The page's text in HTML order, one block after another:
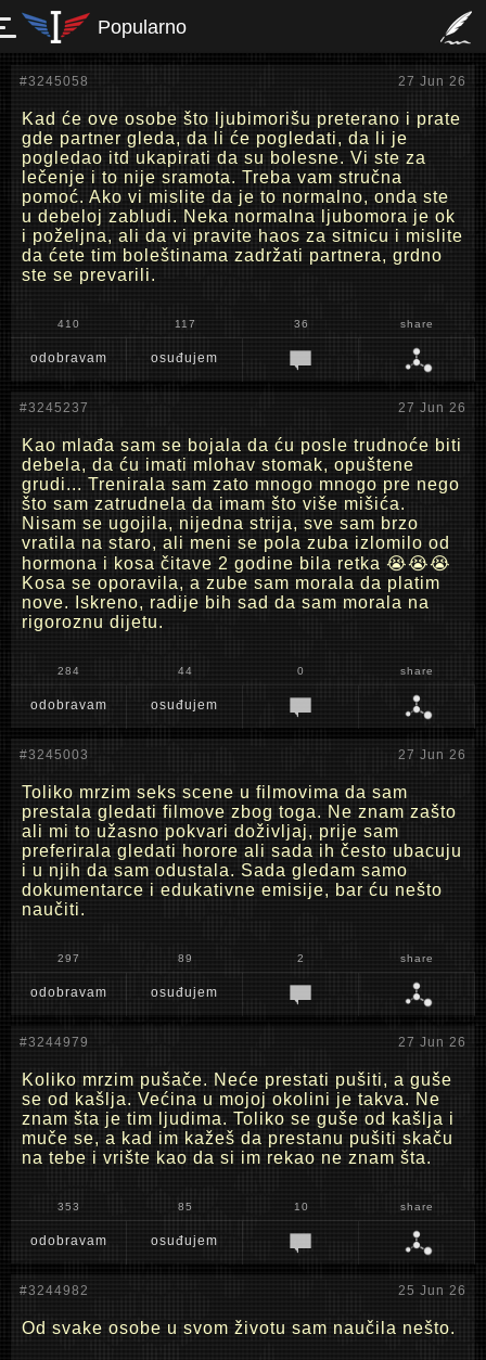
Popularno
#3245058 27 Jun 26
Kad će ove osobe što ljubimorišu preterano i prate
gde partner gleda, da li će pogledati, da li je
pogledao itd ukapirati da su bolesne. Vi ste za
lečenje i to nije sramota. Treba vam stručna
pomoć. Ako vi mislite da je to normalno, onda ste
u debeloj zabludi. Neka normalna ljubomora je ok
i poželjna, ali da vi pravite haos za sitnicu i mislite
da ćete tim boleštinama zadržati partnera, grdno
ste se prevarili.
410 117 36 share
odobravam osuđujem
#3245237 27 Jun 26
Kao mlađa sam se bojala da ću posle trudnoće biti
debela, da ću imati mlohav stomak, opuštene
grudi... Trenirala sam zato mnogo mnogo pre nego
što sam zatrudnela da imam što više mišića.
Nisam se ugojila, nijedna strija, sve sam brzo
vratila na staro, ali meni se pola zuba izlomilo od
hormona i kosa čitave 2 godine bila retka 😭😭😭
Kosa se oporavila, a zube sam morala da platim
nove. Iskreno, radije bih sad da sam morala na
rigoroznu dijetu.
284 44 0 share
odobravam osuđujem
#3245003 27 Jun 26
Toliko mrzim seks scene u filmovima da sam
prestala gledati filmove zbog toga. Ne znam zašto
ali mi to užasno pokvari doživljaj, prije sam
preferirala gledati horore ali sada ih često ubacuju
i u njih da sam odustala. Sada gledam samo
dokumentarce i edukativne emisije, bar ću nešto
naučiti.
297 89 2 share
odobravam osuđujem
#3244979 27 Jun 26
Koliko mrzim pušače. Neće prestati pušiti, a guše
se od kašlja. Većina u mojoj okolini je takva. Ne
znam šta je tim ljudima. Toliko se guše od kašlja i
muče se, a kad im kažeš da prestanu pušiti skaču
na tebe i vrište kao da si im rekao ne znam šta.
353 85 10 share
odobravam osuđujem
#3244982 25 Jun 26
Od svake osobe u svom životu sam naučila nešto.